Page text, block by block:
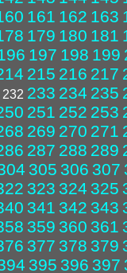
161 162 163
179 180 181
197 198 199
215 216 217
232 233 234 235
251 252 253
269 270 271
287 288 289
305 306 307
323 324 325
341 342 343
359 360 361
377 378 379
395 396 397